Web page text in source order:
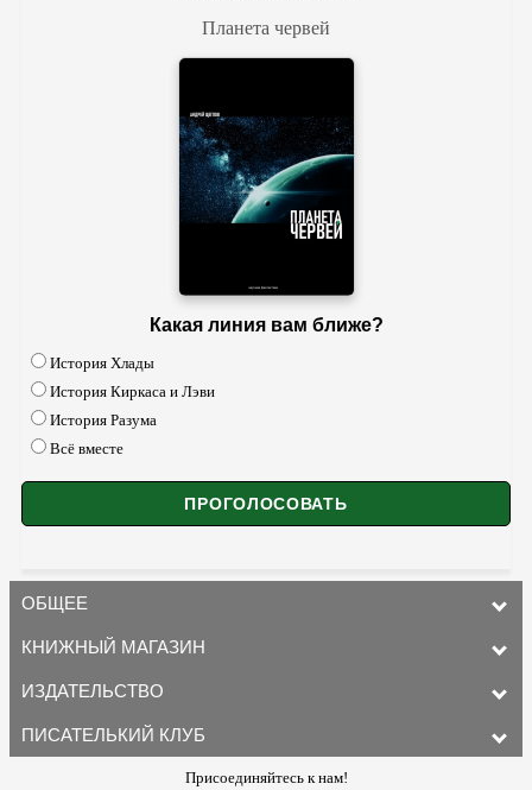
Планета червей
Какая линия вам ближе?
История Хлады
История Киркаса и Лэви
История Разума
Всё вместе
ОБЩЕЕ
КНИЖНЫЙ МАГАЗИН
ИЗДАТЕЛЬСТВО
ПИСАТЕЛЬКИЙ КЛУБ
Присоединяйтесь к нам!